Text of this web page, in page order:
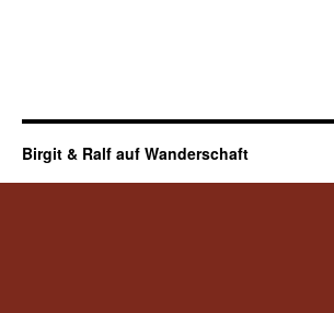
Birgit & Ralf auf Wanderschaft